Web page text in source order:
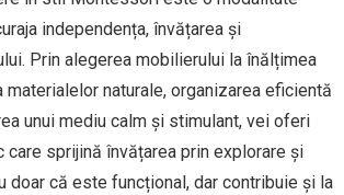
independența, învățarea și
Prin alegerea mobilierului la înălțimea
naturale, organizarea eficientă
unui mediu calm și stimulant, vei oferi
care sprijină învățarea prin explorare și
doar că este funcțional, dar contribuie și la